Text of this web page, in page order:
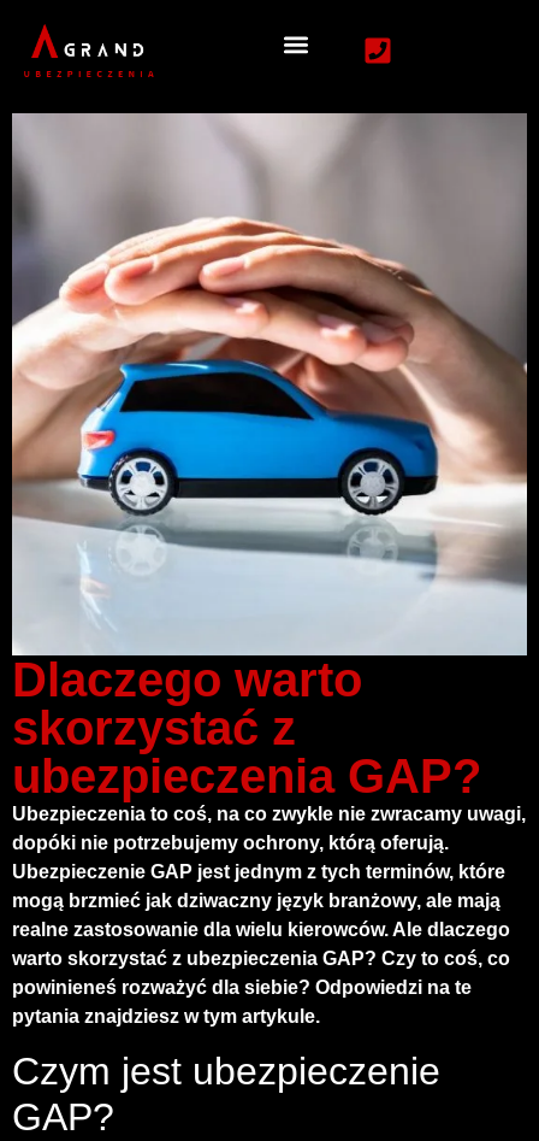
Dlaczego warto
skorzystać z
ubezpieczenia GAP?
Ubezpieczenia to coś, na co zwykle nie zwracamy uwagi,
dopóki nie potrzebujemy ochrony, którą oferują.
Ubezpieczenie GAP jest jednym z tych terminów, które
mogą brzmieć jak dziwaczny język branżowy, ale mają
realne zastosowanie dla wielu kierowców. Ale dlaczego
warto skorzystać z ubezpieczenia GAP? Czy to coś, co
powinieneś rozważyć dla siebie? Odpowiedzi na te
pytania znajdziesz w tym artykule.
Czym jest ubezpieczenie
GAP?